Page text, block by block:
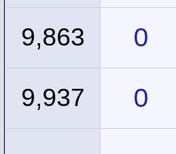
0
9,863
0
9,937